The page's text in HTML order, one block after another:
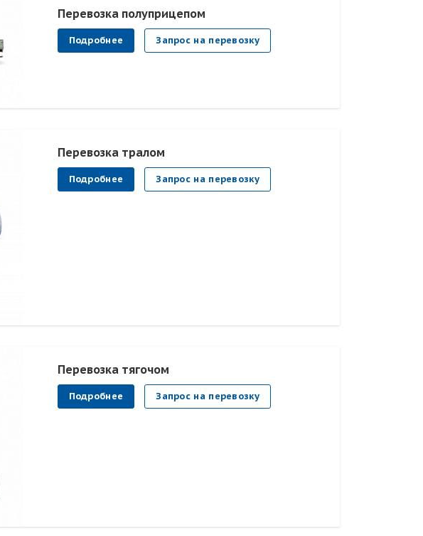
Перевозка полуприцепом
Подробнее Запрос на перевозку
Перевозка тралом
Подробнее Запрос на перевозку
Перевозка тягочом
Подробнее Запрос на перевозку